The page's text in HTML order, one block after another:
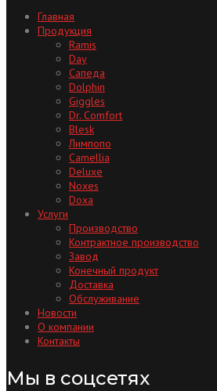
Главная
Продукция
Ramis
Day
Сапеда
Dolphin
Giggles
Dr. Comfort
Blesk
Лимпопо
Camellia
Deluxe
Noxes
Doxa
Услуги
Производство
Контрактное производство
Завод
Конечный продукт
Доставка
Обслуживание
Новости
О компании
Контакты
Мы в соцсетях